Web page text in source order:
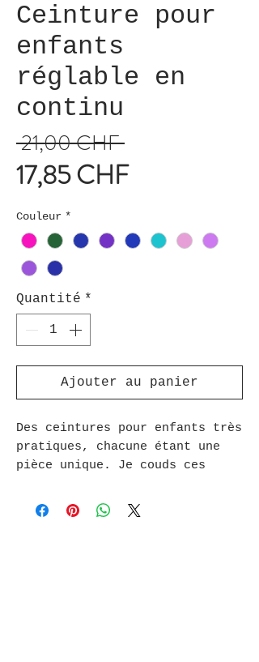
Ceinture pour
enfants
réglable en
continu
21,00 CHF Prix
original
17,85 CHFPrix
Couleur *
Quantité *
Ajouter au panier
Des ceintures pour enfants très
pratiques, chacune étant une
pièce unique. Je couds ces
du ruban tissé. Les ceintures
pour enfants mesurent environ